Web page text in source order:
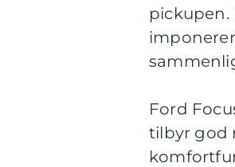
pickupen.
Ford
tilbyr god